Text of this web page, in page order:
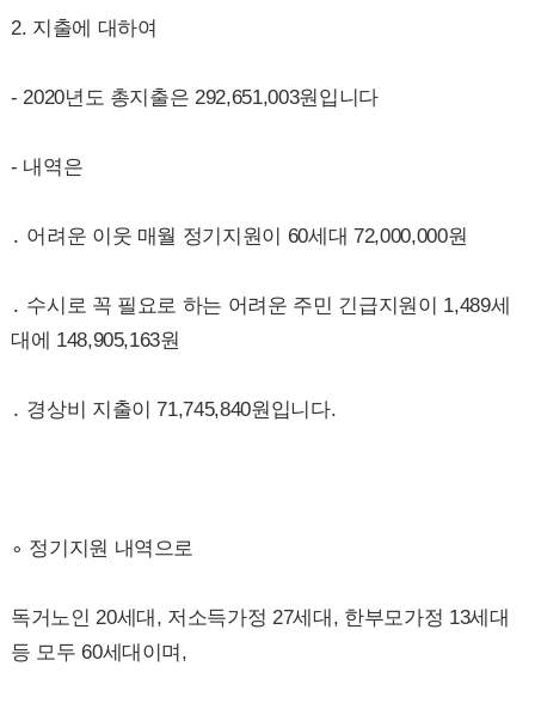
2. 지출에 대하여
- 2020년도 총지출은 292,651,003원입니다
- 내역은
․ 어려운 이웃 매월 정기지원이 60세대 72,000,000원
․ 수시로 꼭 필요로 하는 어려운 주민 긴급지원이 1,489세
대에 148,905,163원
․ 경상비 지출이 71,745,840원입니다.
∘ 정기지원 내역으로
독거노인 20세대, 저소득가정 27세대, 한부모가정 13세대
등 모두 60세대이며,